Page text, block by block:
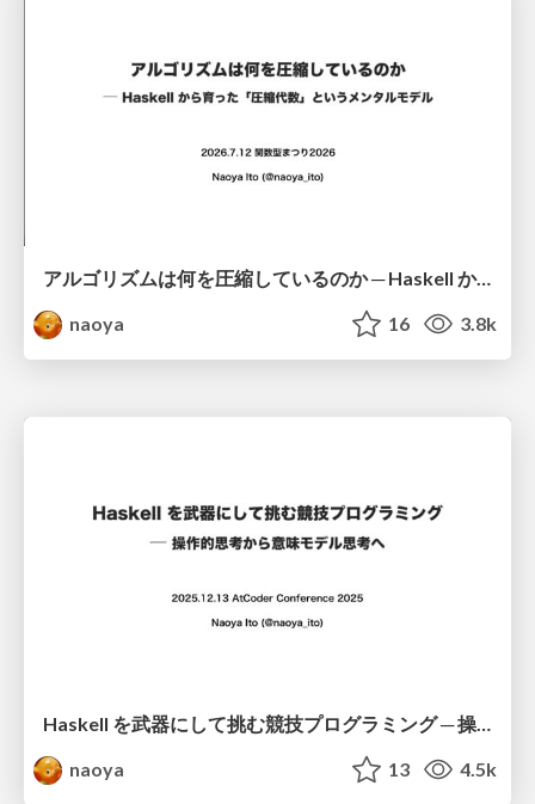
アルゴリズムは何を圧縮しているのか ─ Haskell から育った「圧縮代数」というメンタルモデル
naoya
16 3.8k
naoya
13 4.5k